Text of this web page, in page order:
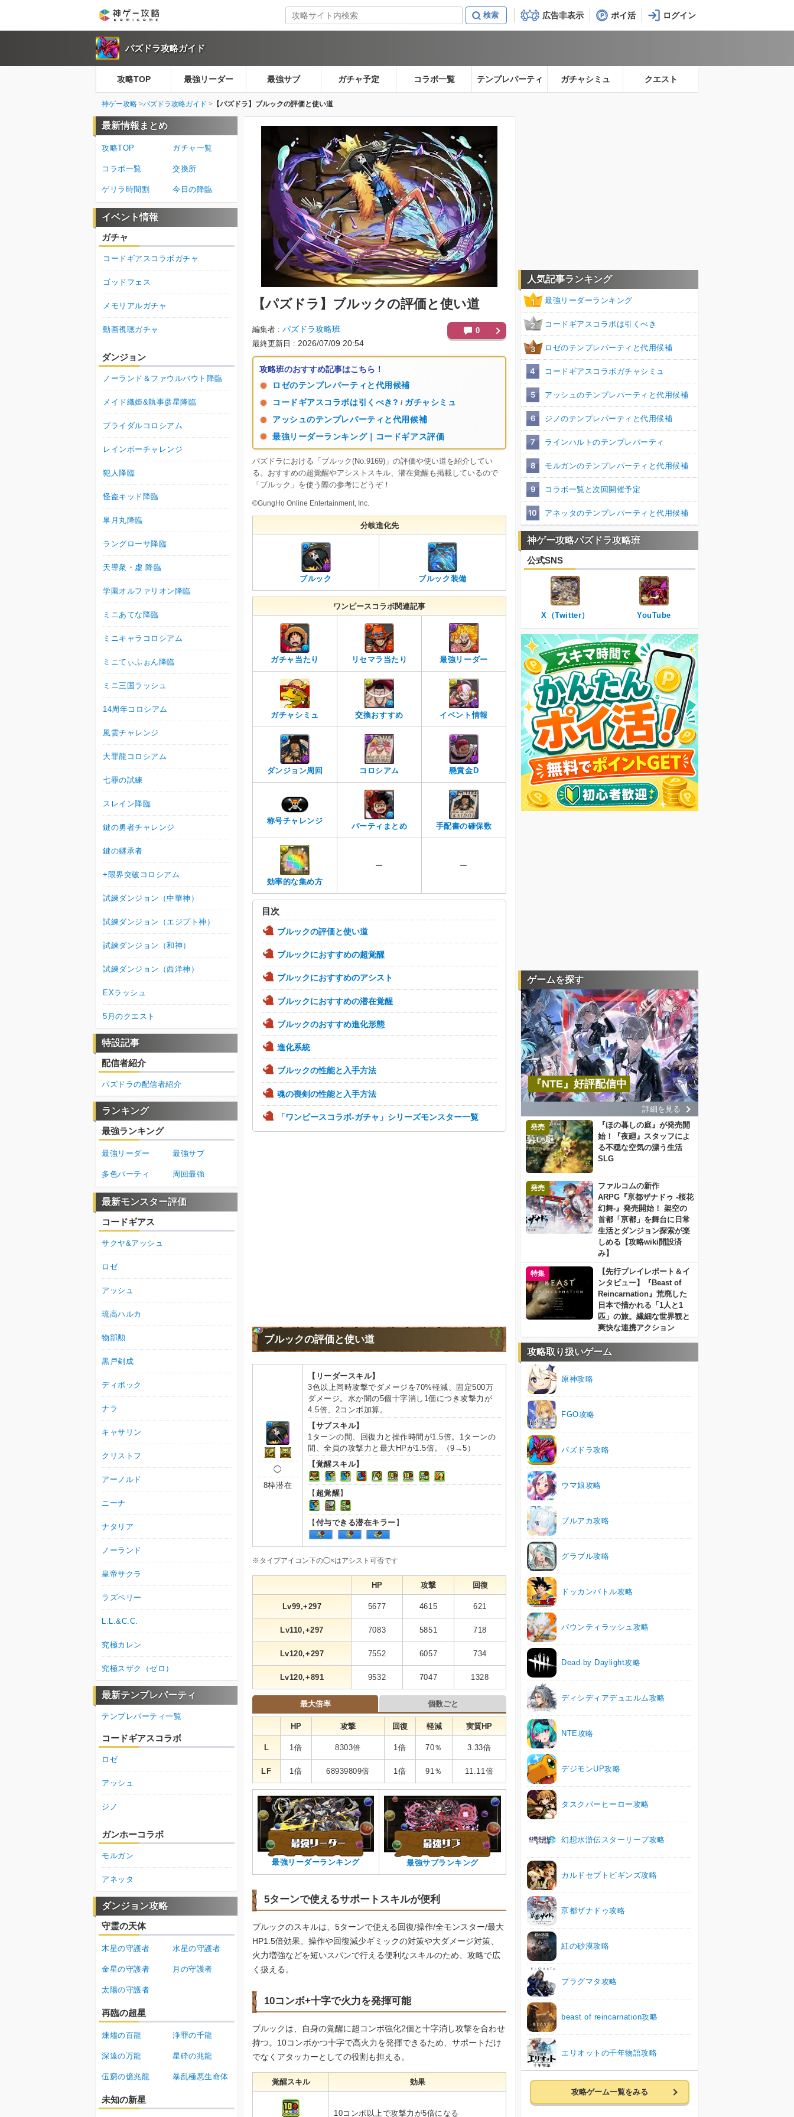
広告非表示 ポイ活
パズドラ攻略ガイド
攻略TOP 最強リーダー 最強サブ ガチャ予定 コラボ一覧 テンプレパーティ ガチャシミュ クエスト
神ゲー攻略 パズドラ攻略ガイド 【パズドラ】ブルックの評価と使い道
【パズドラ】 ブルックの評価と使い道
編集者 パズドラ攻略班
最終更新日 2026/07/09 20:54
0
攻略班のおすすめ記事はこちら！
ロゼのテンプレパーティと代用候補
コードギアスコラボは引くべき? / ガチャシミュ
アッシュのテンプレパーティと代用候補
最強リーダーランキング｜コードギアス評価
パズドラにおける「ブルック(No.9169)」の評価や使い道を紹介してい
る。おすすめの超覚醒やアシストスキル、潜在覚醒も掲載しているので
「ブルック」を使う際の参考にどうぞ！
©GungHo Online Entertainment, Inc.
分岐進化先
ブルック ブルック装備
ワンピースコラボ関連記事
ガチャ当たり リセマラ当たり 最強リーダー
ガチャシミュ 交換おすすめ イベント情報
ダンジョン周回 コロシアム 懸賞金D
称号チャレンジ
パーティまとめ 手配書の確保数
効率的な集め方
ー ー
目次
ブルックの評価と使い道
ブルックにおすすめの超覚醒
ブルックにおすすめのアシスト
ブルックにおすすめの潜在覚醒
ブルックのおすすめ進化形態
進化系統
ブルックの性能と入手方法
魂の喪剣の性能と入手方法
「ワンピースコラボ-ガチャ」シリーズモンスター一覧
ブルックの評価と使い道
◯
8枠潜在
【リーダースキル】
3色以上同時攻撃でダメージを70%軽減、固定500万
ダメージ。水か闇の5個十字消し1個につき攻撃力が
4.5倍、2コンボ加算。
【サブスキル】
1ターンの間、回復力と操作時間が1.5倍。1ターンの
間、全員の攻撃力と最大HPが1.5倍。（9→5）
【覚醒スキル】
【 超覚醒】
【 付与できる潜在キラー 】
※タイプアイコン下の◯×はアシスト可否です
HP 攻撃 回復
Lv99,+297 5677 4615 621
Lv110,+297 7083 5851 718
Lv120,+297 7552 6057 734
Lv120,+891 9532 7047 1328
最大倍率 個数ごと
HP 攻撃 回復 軽減 実質HP
L 1倍 8303倍 1倍 70％ 3.33倍
LF 1倍 68939809倍 1倍 91％ 11.11倍
最強リーダーランキング 最強サブランキング
5ターンで使えるサポートスキルが便利
ブルックのスキルは、5ターンで使える回復/操作/全モンスター/最大
HP1.5倍効果。操作や回復減少ギミックの対策や大ダメージ対策、
火力増強などを短いスパンで行える便利なスキルのため、攻略で広
く扱える。
10コンボ+十字で火力を発揮可能
ブルックは、自身の覚醒に超コンボ強化2個と十字消し攻撃を合わせ
持つ。10コンボかつ十字で高火力を発揮できるため、サポートだけ
でなくアタッカーとしての役割も担える。
覚醒スキル 効果
10コンボ以上で攻撃力が5倍になる
人気記事ランキング
1 最強リーダーランキング
2 コードギアスコラボは引くべき
3 ロゼのテンプレパーティと代用候補
4 コードギアスコラボガチャシミュ
5 アッシュのテンプレパーティと代用候補
6 ジノのテンプレパーティと代用候補
7 ラインハルトのテンプレパーティ
8 モルガンのテンプレパーティと代用候補
9 コラボ一覧と次回開催予定
10 アネッタのテンプレパーティと代用候補
神ゲー攻略パズドラ攻略班
公式SNS
X（Twitter） YouTube
ゲームを探す
『NTE』好評配信中
詳細を見る
発売
『ほの暮しの庭』が発売開
始！『夜廻』スタッフによ
る不穏な空気の漂う生活
SLG
発売
ファルコムの新作
ARPG『亰都ザナドゥ -桜花
幻舞-』発売開始！ 架空の
首都「亰都」を舞台に日常
生活とダンジョン探索が楽
しめる【攻略wiki開設済
み】
特集
【先行プレイレポート＆イ
ンタビュー】『Beast of
Reincarnation』荒廃した
日本で描かれる「1人と1
匹」の旅。繊細な世界観と
爽快な連携アクション
攻略取り扱いゲーム
原神攻略
FGO攻略
パズドラ攻略
ウマ娘攻略
ブルアカ攻略
グラブル攻略
ドッカンバトル攻略
バウンティラッシュ攻略
Dead by Daylight攻略
ディシディアデュエルム攻略
NTE攻略
デジモンUP攻略
タスクバーヒーロー攻略
幻想水滸伝スターリープ攻略
カルドセプトビギンズ攻略
亰都ザナドゥ攻略
紅の砂漠攻略
プラグマタ攻略
beast of reincarnation攻略
エリオットの千年物語攻略
攻略ゲーム一覧をみる
最新情報まとめ
攻略TOP ガチャ一覧
コラボ一覧 交換所
ゲリラ時間割 今日の降臨
イベント情報
ガチャ
コードギアスコラボガチャ
ゴッドフェス
メモリアルガチャ
動画視聴ガチャ
ダンジョン
ノーランド＆ファウルバウト降臨
メイド織姫&執事彦星降臨
ブライダルコロシアム
レインボーチャレンジ
犯人降臨
怪盗キッド降臨
皐月丸降臨
ラングローサ降臨
天導衆・虚 降臨
学園オルファリオン降臨
ミニあてな降臨
ミニキャラコロシアム
ミニてぃふぉん降臨
ミニ三国ラッシュ
14周年コロシアム
風雲チャレンジ
大罪龍コロシアム
七罪の試練
スレイン降臨
鍵の勇者チャレンジ
鍵の継承者
+限界突破コロシアム
試練ダンジョン（中華神）
試練ダンジョン（エジプト神）
試練ダンジョン（和神）
試練ダンジョン（西洋神）
EXラッシュ
5月のクエスト
特設記事
配信者紹介
パズドラの配信者紹介
ランキング
最強ランキング
最強リーダー 最強サブ
多色パーティ 周回最強
最新モンスター評価
コードギアス
サクヤ&アッシュ
ロゼ
アッシュ
琉高ハルカ
物部勲
黒戸剣成
ディボック
ナラ
キャサリン
クリストフ
アーノルド
ニーナ
ナタリア
ノーランド
皇帝サクラ
ラズベリー
L.L.&C.C.
究極カレン
究極スザク（ゼロ）
最新テンプレパーティ
テンプレパーティ一覧
コードギアスコラボ
ロゼ
アッシュ
ジノ
ガンホーコラボ
モルガン
アネッタ
ダンジョン攻略
守霊の天体
木星の守護者 水星の守護者
金星の守護者 月の守護者
太陽の守護者
再臨の超星
煉燼の百龍 浄罪の千龍
深遠の万龍 星砕の兆龍
伍窮の億兆龍 暴乱極悪生命体
未知の新星